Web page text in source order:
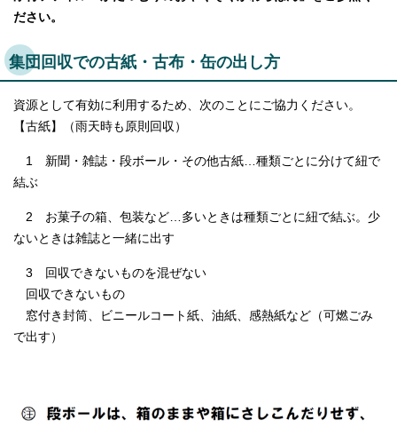
ださい。
集団回収での古紙・古布・缶の出し方
資源として有効に利用するため、次のことにご協力ください。
【古紙】（雨天時も原則回収）
1 新聞・雑誌・段ボール・その他古紙…種類ごとに分けて紐で
結ぶ
2 お菓子の箱、包装など…多いときは種類ごとに紐で結ぶ。少
ないときは雑誌と一緒に出す
3 回収できないものを混ぜない
回収できないもの
窓付き封筒、ビニールコート紙、油紙、感熱紙など（可燃ごみ
で出す）